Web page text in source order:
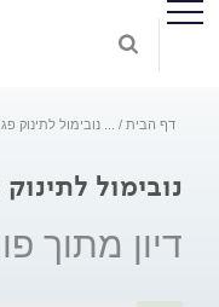
דף הבית נובימול לתינוק
נובימול
דיון מתוך